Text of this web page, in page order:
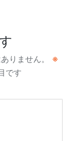
りません。
※
です